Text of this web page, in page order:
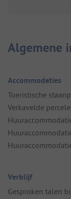
Algemene
Accommodaties
Toeristische
Verkavelde
Verblijf
Gesproken talen